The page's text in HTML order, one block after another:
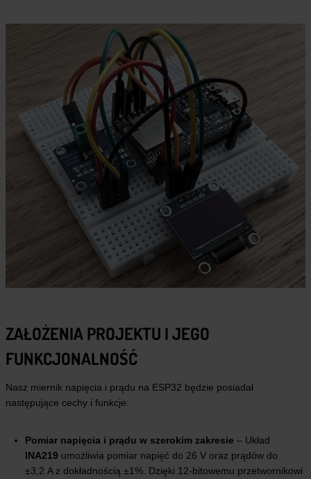
ZAŁOŻENIA PROJEKTU I JEGO
FUNKCJONALNOŚĆ
Nasz miernik napięcia i prądu na ESP32 będzie posiadał
następujące cechy i funkcje:
Pomiar napięcia i prądu w szerokim zakresie – Układ
INA219 umożliwia pomiar napięć do 26 V oraz prądów do
±3,2 A z dokładnością ±1%. Dzięki 12-bitowemu przetwornikowi